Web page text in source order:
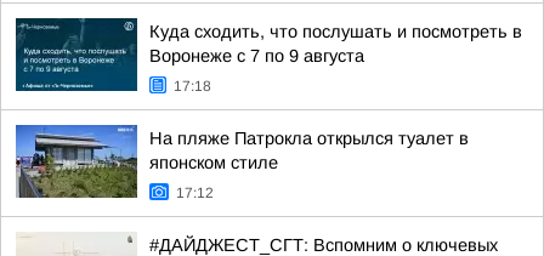
Куда сходить, что послушать и посмотреть в
Воронеже с 7 по 9 августа
17:18
На пляже Патрокла открылся туалет в
японском стиле
17:12
#ДАЙДЖЕСТ_СГТ: Вспомним о ключевых